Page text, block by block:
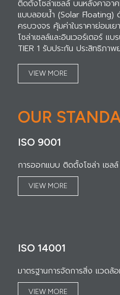
ติดตั้งโซล่าเซลล์ บนหลังคาอา
แบบลอยน้ำ (Solar Floating)
ครบวงจร คุ้มค่าในราคาย่อม
โซล่าเซลล์และอินเวอร์เตอร์ แ
TIER 1 รับประกัน ประสิทธิภา
VIEW MORE
OUR
ISO 9001
การออกแบบ ติดตั้งโซล่า เซล
VIEW MORE
ISO 14001
มาตรฐานการจัดการสิ่ง แวดล้
VIEW MORE